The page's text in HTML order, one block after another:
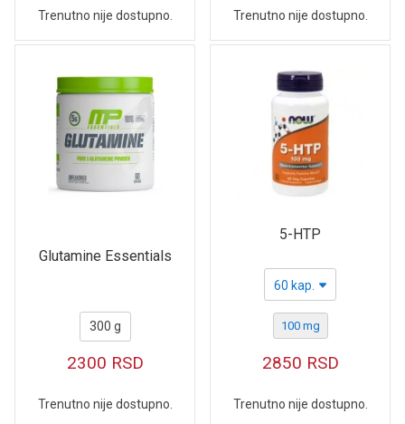
Trenutno nije dostupno. Trenutno nije dostupno.
Glutamine Essentials
300 g
2300 RSD
Trenutno nije dostupno.
5-HTP
60 kap.
100 mg
2850 RSD
Trenutno nije dostupno.